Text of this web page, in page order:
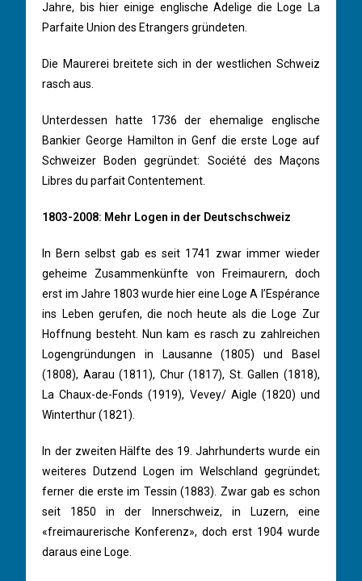
Jahre, bis hier einige englische Adelige die Loge La
Parfaite Union des Etrangers gründeten.
Die Maurerei breitete sich in der westlichen Schweiz
rasch aus.
Unterdessen hatte 1736 der ehemalige englische
Bankier George Hamilton in Genf die erste Loge auf
Schweizer Boden gegründet: Société des Maçons
Libres du parfait Contentement.
1803-2008: Mehr Logen in der Deutschschweiz
In Bern selbst gab es seit 1741 zwar immer wieder
geheime Zusammenkünfte von Freimaurern, doch
erst im Jahre 1803 wurde hier eine Loge A l’Espérance
ins Leben gerufen, die noch heute als die Loge Zur
Hoffnung besteht. Nun kam es rasch zu zahlreichen
Logengründungen in Lausanne (1805) und Basel
(1808), Aarau (1811), Chur (1817), St. Gallen (1818),
La Chaux-de-Fonds (1919), Vevey/ Aigle (1820) und
Winterthur (1821).
In der zweiten Hälfte des 19. Jahrhunderts wurde ein
weiteres Dutzend Logen im Welschland gegründet;
ferner die erste im Tessin (1883). Zwar gab es schon
seit 1850 in der Innerschweiz, in Luzern, eine
«freimaurerische Konferenz», doch erst 1904 wurde
daraus eine Loge.